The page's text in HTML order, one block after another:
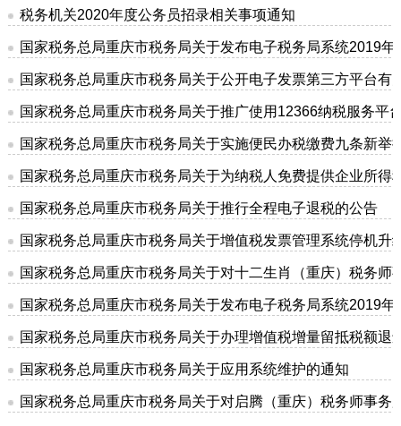
税务机关2020年度公务员招录相关事项通知
国家税务总局重庆市税务局关于发布电子税务局系统2019
国家税务总局重庆市税务局关于公开电子发票第三方平台有
国家税务总局重庆市税务局关于推广使用12366纳税服务平
国家税务总局重庆市税务局关于实施便民办税缴费九条新举
国家税务总局重庆市税务局关于为纳税人免费提供企业所得
国家税务总局重庆市税务局关于推行全程电子退税的公告
国家税务总局重庆市税务局关于增值税发票管理系统停机升
国家税务总局重庆市税务局关于对十二生肖（重庆）税务
国家税务总局重庆市税务局关于发布电子税务局系统2019
国家税务总局重庆市税务局关于办理增值税增量留抵税额退
国家税务总局重庆市税务局关于应用系统维护的通知
国家税务总局重庆市税务局关于对启腾（重庆）税务师事务